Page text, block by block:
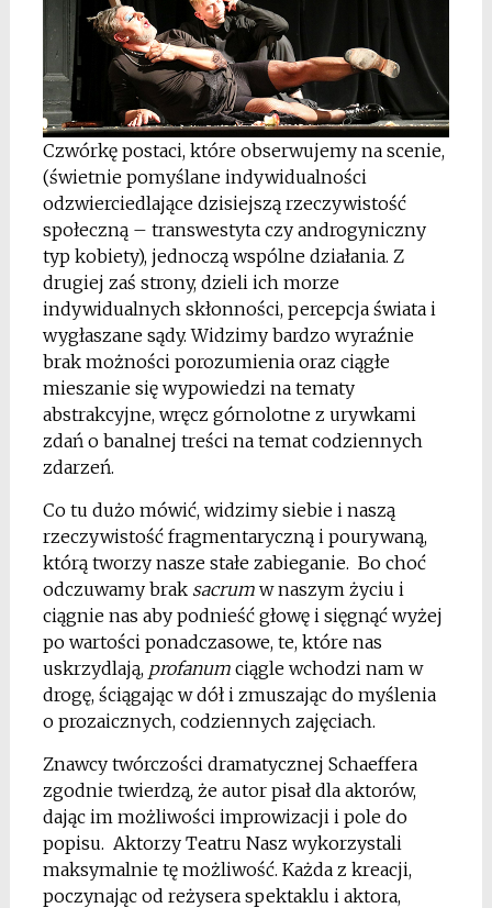
Czwórkę postaci, które obserwujemy na scenie,
(świetnie pomyślane indywidualności
odzwierciedlające dzisiejszą rzeczywistość
społeczną – transwestyta czy androgyniczny
typ kobiety), jednoczą wspólne działania. Z
drugiej zaś strony, dzieli ich morze
indywidualnych skłonności, percepcja świata i
wygłaszane sądy. Widzimy bardzo wyraźnie
brak możności porozumienia oraz ciągłe
mieszanie się wypowiedzi na tematy
abstrakcyjne, wręcz górnolotne z urywkami
zdań o banalnej treści na temat codziennych
zdarzeń.
Co tu dużo mówić, widzimy siebie i naszą
rzeczywistość fragmentaryczną i pourywaną,
którą tworzy nasze stałe zabieganie. Bo choć
odczuwamy brak sacrumw naszym życiu i
ciągnie nas aby podnieść głowę i sięgnąć wyżej
po wartości ponadczasowe, te, które nas
uskrzydlają, profanumciągle wchodzi nam w
drogę, ściągając w dół i zmuszając do myślenia
o prozaicznych, codziennych zajęciach.
Znawcy twórczości dramatycznej Schaeffera
zgodnie twierdzą, że autor pisał dla aktorów,
dając im możliwości improwizacji i pole do
popisu. Aktorzy Teatru Nasz wykorzystali
maksymalnie tę możliwość. Każda z kreacji,
poczynając od reżysera spektaklu i aktora,